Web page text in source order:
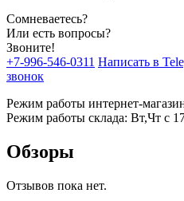
Сомневаетесь?
Или есть вопросы?
Звоните!
+7-996-546-0311 Написать в
звонок
Режим работы интернет-
Режим работы склада: Вт,Чт с
Обзоры
Отзывов пока нет.